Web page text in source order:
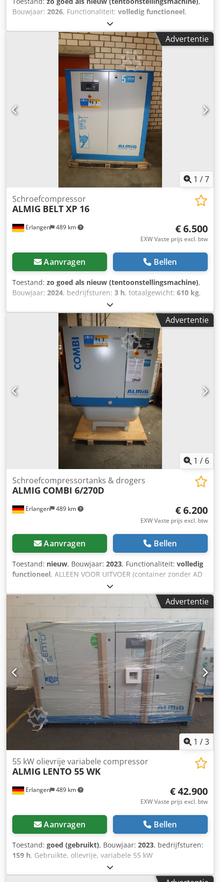
Bouwjaar: 2026, Functionaliteit: volledig functioneel,
, Showroommodel, direct
beschikbaar: Nieuwe schroefcompressor ALMIG BELT XP 37
– 10 bar met Aircontrol Basic besturing Dkodpfx Aoy U H N
Uonzjr Bouwjaar: 2026 Bedrijfsuren: 0 uur Technische
gegevens Type: BELT XP 37 Bedrijfs(over)druk: 10 bar(ü)
Leveringsvolume volgens ISO 1217, bijlage C: 5,96 m³/min
Beschermingsgraad / isolatieklasse aandrijfmotor: IP
55/ISO F Nominaal motorvermogen: 37 kW
Bedrijfsspanning / frequentie: 400/50 V/Hz
Geluidsdrukniveau (DIN 45635 T.13): 74 dB(A) Lengte: 1350
mm Breedte: 940 mm Hoogte: 1680 mm Gewicht: 895 kg
Persluchtaansluiting: G 1 1/2" Bezoek onze showroom in
Erlangen. Wij hebben altijd een ruime keuze aan nieuwe
en gebruikte compressoren op voorraad. Voor nieuwe
machines bieden wij leasing via onze huisbank, met een
Advertentie
1 /7
Erlangen 489 km
Schroefcompressor
ALMIG BELT XP 16
€ 6.500
EXW Vaste prijs excl. btw
Aanvragen Bellen
Toestand: zo goed als nieuw (tentoonstellingsmachine),
Bouwjaar: 2024, bedrijfsturen: 3 h, totaalgewicht: 610 kg,
, totale breedte:
hoogte:1.520 mm, Schroefcompressor ALMIG BELT XP 16 -
10 bar (luchtgekoeld) Jaar 2024 / ONMIDDELLIJK
BESCHIKBAAR! technische gegevens Type : BELT XP 16
Bedrijfsoverdruk : 10 bar(ue) Debiet, volgens ISO 1217
bijlage C : 2,13 m³/min Beschermingsklasse / isolatieklasse
aandrijfmotor : IP 55/ISO F Nominaal vermogen
aandrijfmotor : 15 kW Bedrijfsspanning / frequentie :
400/50 V/Hz Geluidsdrukniveau (DIN 45635 T.13) : 73 dB(A)
Lengte : 1250 mm Dodjtuc Drjpfx Anzjkr Breedte : 880 mm
Hoogte : 1515 mm Gewicht : 610 kg Perslucht aansluiting :
G 1" Bezoek onze winkel in Erlangen. We hebben altijd een
grote selectie nieuwe en gebruikte compressoren op
voorraad. Voor nieuwe machines bieden we leasing via
onze huisbank met een heel eenvoudige transactie.
Advertentie
1 / 6
Erlangen 489 km
Schroefcompressortanks & drogers
ALMIG COMBI 6/270D
€ 6.200
EXW Vaste prijs excl. btw
Aanvragen Bellen
Toestand: nieuw, Bouwjaar: 2023, Functionaliteit: volledig
functioneel, ALLEEN VOOR UITVOER (container zonder AD
2000 goedkeuring!): Nieuwe ALMIG COMBI 6/270 D
schroefcompressor met geïntegreerde koeldroger (met
tijdgestuurde afvoer) met tank van 270 liter (met CE-
goedkeuring) met Aircontrol Basic regeleenheid
Productiejaar: 2023 Bedrijfsuren: 0 uur Verzending
mogelijk tegen meerprijs! Technische gegevens Type :
COMBI 6/270D Bedrijfsoverdruk : 8 bar(ue) Debiet, volgens
ISO 1217 Bijlage C : 0,82 m³/min Beschermingsklasse /
isolatieklasse aandrijfmotor : IP 55/ F Nominaal vermogen
aandrijfmotor : 5,5 kW Bedrijfsspanning / frequentie :
400/50 V/Hz Geluidsdrukniveau (DIN 45635 T.13) : 63 dB(A)
Lengte : 1180 mm Breedte : 770 mm Hoogte : 1680 mm
Gewicht : 455 kg Perslucht aansluiting : G 3/4" Djdpeumwv
Tjfx Anzokr Bezoek onze winkel. We hebben altijd een
grote selectie nieuwe en gebruikte compressoren op
voorraad! Onmiddellijk beschikbaar.
Advertentie
1 /3
Erlangen 489 km
55 kW olievrije variabele compressor
ALMIG LENTO 55 WK
€ 42.900
EXW Vaste prijs excl. btw
Aanvragen Bellen
Toestand: goed (gebruikt), Bouwjaar: 2023, bedrijfsturen:
159 h, Gebruikte, olievrije, variabele 55 kW
schroefcompressor Direct leverbaar! (Tussentijdse verkoop
voorbehouden!) ALMIG LENTO 55 WK (watergekoeld) met